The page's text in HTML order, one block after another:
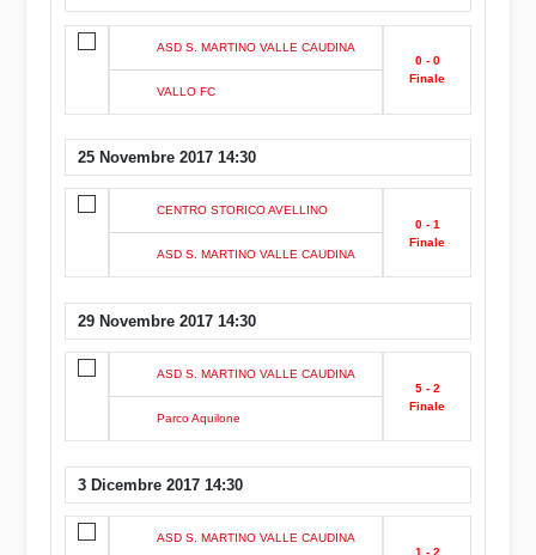
ASD S. MARTINO VALLE CAUDINA
VALLO FC
0 - 0
Finale
25 Novembre 2017 14:30
CENTRO STORICO AVELLINO
ASD S. MARTINO VALLE CAUDINA
0 - 1
Finale
29 Novembre 2017 14:30
ASD S. MARTINO VALLE CAUDINA
Parco Aquilone
5 - 2
Finale
3 Dicembre 2017 14:30
ASD S. MARTINO VALLE CAUDINA
1 - 2